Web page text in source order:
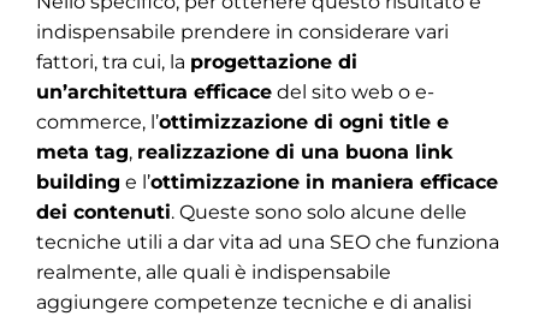
indispensabile prendere in considerare vari
fattori, tra cui, la progettazione di
un’architettura efficace del sito web o e-
commerce, l’ottimizzazione di ogni title e
meta tag, realizzazione di una buona link
building e l’ottimizzazione in maniera efficace
dei contenuti. Queste sono solo alcune delle
tecniche utili a dar vita ad una SEO che funziona
realmente, alle quali è indispensabile
aggiungere competenze tecniche e di analisi